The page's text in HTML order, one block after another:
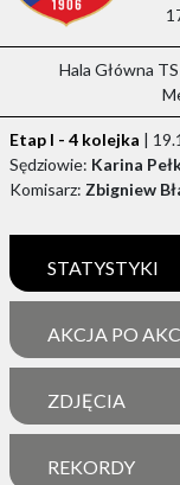
Hala Główna
Etap I - 4 kolejka |
Sędziowie: Karina
Komisarz: Zbigniew
STATYSTYKI
AKCJA PO
ZDJĘCIA
REKORDY